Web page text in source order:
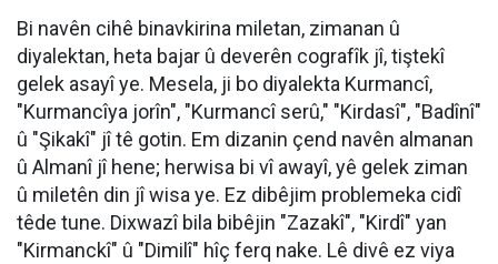
Bi navên cihê binavkirina miletan, zimanan û
diyalektan, heta bajar û deverên cografîk jî, tiştekî
gelek asayî ye. Mesela, ji bo diyalekta Kurmancî,
"Kurmancîya jorîn", "Kurmancî serû," "Kirdasî", "Badînî"
û "Şikakî" jî tê gotin. Em dizanin çend navên almanan
û Almanî jî hene; herwisa bi vî awayî, yê gelek ziman
û miletên din jî wisa ye. Ez dibêjim problemeka cidî
têde tune. Dixwazî bila bibêjin "Zazakî", "Kirdî" yan
"Kirmanckî" û "Dimilî" hîç ferq nake. Lê divê ez viya